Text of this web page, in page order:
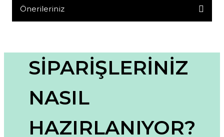
Önerileriniz
Görüş ve önerileriniz için teşekkür ederiz.
Ürün resmi kalitesiz, bozuk veya görüntülenemiyor.
Ürün açıklamasında eksik bilgiler bulunuyor.
Ürün fiyatı diğer sitelerden daha pahalı.
SİPARİŞLERİNİZ
NASIL
HAZIRLANIYOR?